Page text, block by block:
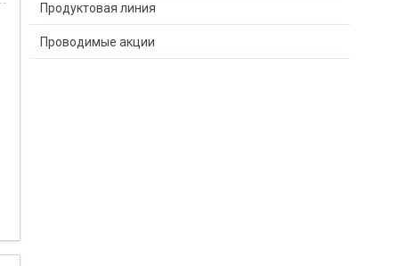
Продуктовая линия
Проводимые акции